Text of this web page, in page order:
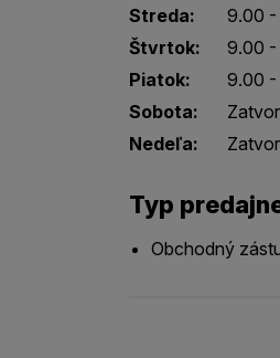
Streda:
9.00 -
Štvrtok:
9.00 -
Piatok:
9.00 -
Sobota:
Nedeľa:
Typ
Obchodný